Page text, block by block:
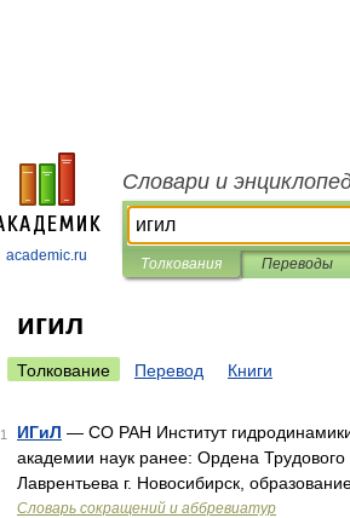
academic.ru
Словари и
Толкования Переводы
игил
Толкование Перевод Книги
1 ИГиЛ — СО РАН Институт
академии наук ранее: Ордена
Лаврентьева г. Новосибирск,
Словарь сокращений и аббревиатур